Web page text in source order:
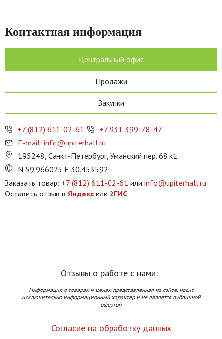
Контактная информация
Центральный офис
Продажи
Закупки
+7 (812) 611-02-61
+7 931 399-78-47
E-mail: info@upiterhall.ru
195248, Санкт-Петербург, Уманский пер. 68 к1
N 59.966025 E 30.453592
Заказать товар: +7 (812) 611-02-61 или info@upiterhall.ru
Оставить отзыв в Яндекс или 2ГИС
Отзывы о работе с нами:
Информация о товарах и ценах, представленная на сайте, носит
исключительно информационный характер и не является публичной
офертой
Согласие на обработку данных